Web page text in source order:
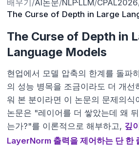
배우기 /AI논문/NLP·LLM/CPAL2026
The Curse of Depth in Large
The Curse of Depth in
Language Models
현업에서 모델 압축의 한계를 돌파
의 성능 병목을 조금이라도 더 개선
워 본 분이라면 이 논문의 문제의식
논문은 "레이어를 더 쌓았는데 왜
는가?"를 이론적으로 해부하고, 깊
LayerNorm 출력을 제어하는 단 한